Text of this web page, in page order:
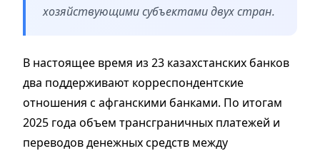
хозяйствующими субъектами двух стран.
В настоящее время из 23 казахстанских банков
два поддерживают корреспондентские
отношения с афганскими банками. По итогам
2025 года объем трансграничных платежей и
переводов денежных средств между